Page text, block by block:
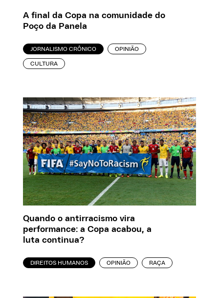
A final da Copa na comunidade do
Poço da Panela
JORNALISMO CRÔNICO OPINIÃO
CULTURA
Quando o antirracismo vira
performance: a Copa acabou, a
luta continua?
DIREITOS HUMANOS OPINIÃO RAÇA